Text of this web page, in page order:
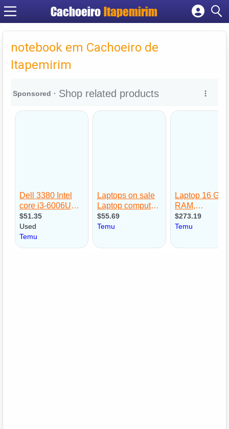
Cachoeiro Itapemirim
Cadastrar empresa
Criar conta
notebook em Cachoeiro de
Itapemirim